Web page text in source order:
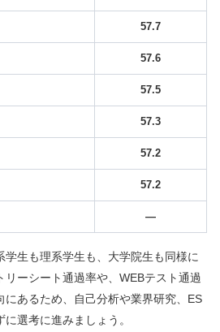
57.7
57.6
57.5
57.3
57.2
57.2
—
生も理系学生も、大学院生も同様に
ーシート通過率や、WEBテスト通過
にあるため、自己分析や業界研究、ES
選考に進みましょう。